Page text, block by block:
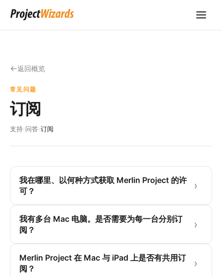
返回概览
常见问题
订阅
支持›问答›订阅
我在哪里、以何种方式获取 Merlin Project 的许
可？
我有多台 Mac 电脑。是否需要为每一台分别订
阅？
Merlin Project 在 Mac 与 iPad 上是否有共用订
阅？